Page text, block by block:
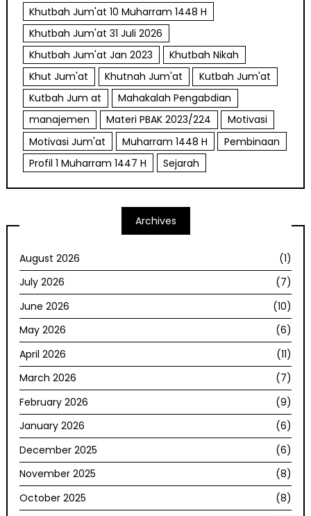
Khutbah Jum'at 10 Muharram 1448 H
Khutbah Jum'at 31 Juli 2026
Khutbah Jum'at Jan 2023
Khutbah Nikah
Khut Jum'at
Khutnah Jum'at
Kutbah Jum'at
Kutbah Jum at
Mahakalah Pengabdian
manajemen
Materi PBAK 2023/224
Motivasi
Motivasi Jum'at
Muharram 1448 H
Pembinaan
Profil 1 Muharram 1447 H
Sejarah
Archives
August 2026
(1)
July 2026
(7)
June 2026
(10)
May 2026
(6)
April 2026
(11)
March 2026
(7)
February 2026
(9)
January 2026
(6)
December 2025
(6)
November 2025
(8)
October 2025
(8)